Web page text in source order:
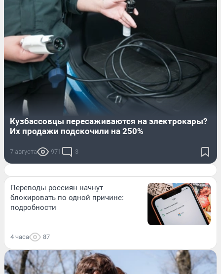
Кузбассовцы пересаживаются на электрокары?
Их продажи подскочили на 250%
7 августа 971 3
Переводы россиян начнут
блокировать по одной причине:
подробности
4 часа 87